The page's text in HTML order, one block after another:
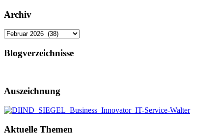
Archiv
Archiv
Blogverzeichnisse
Auszeichnung
Aktuelle Themen